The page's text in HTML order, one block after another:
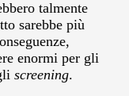
talmente
sarebbe più
enormi per gli
screening.